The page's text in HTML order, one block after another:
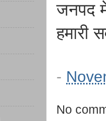
जनपद
हमारी
-
No